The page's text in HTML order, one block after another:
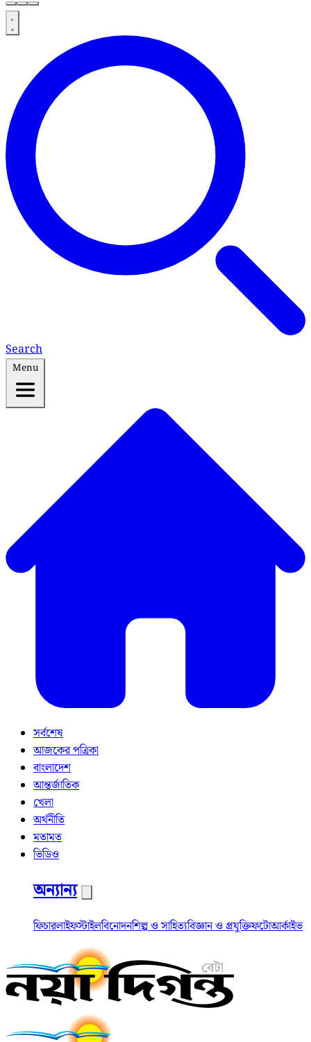
Search
Menu
সর্বশেষ
আজকের পত্রিকা
বাংলাদেশ
আন্তর্জাতিক
খেলা
অর্থনীতি
মতামত
ভিডিও
অন্যান্য
ফিচারলাইফস্টাইলবিনোদনশিল্প ও সাহিত্যবিজ্ঞান ও প্রযুক্তিফটোআর্কাইভ